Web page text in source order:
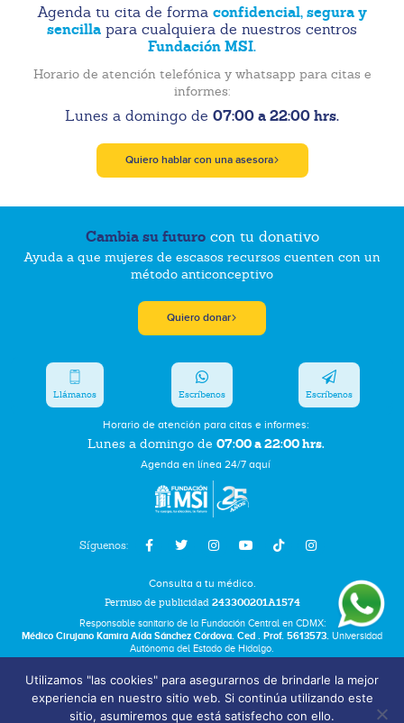
Agenda tu cita de forma confidencial, segura y
sencilla para cualquiera de nuestros centros
Fundación MSI.
Horario de atención telefónica y whatsapp para citas e
informes:
Lunes a domingo de 07:00 a 22:00 hrs.
Quiero hablar con una asesora
Cambia su futurocon tu donativo
Ayuda a que mujeres de escasos recursos cuenten con un
método anticonceptivo
Quiero donar
Síguenos:
Horario de atención para citas e informes:
Lunes a domingo de 07:00 a 22:00 hrs.
Agenda en línea 24/7 aquí
Llámanos Escríbenos Escríbenos
Consulta a tu médico.
Permiso de publicidad 243300201A1574
Responsable sanitario de la Fundación Central en CDMX:
Médico Cirujano Kamira Aída Sánchez Córdova. Ced . Prof. 5613573. Universidad
Autónoma del Estado de Hidalgo.
Términos y Condiciones
Bolsa de Trabajo
Utilizamos "las cookies" para asegurarnos de brindarle la mejor
experiencia en nuestro sitio web. Si continúa utilizando este
sitio, asumiremos que está satisfecho con ello.